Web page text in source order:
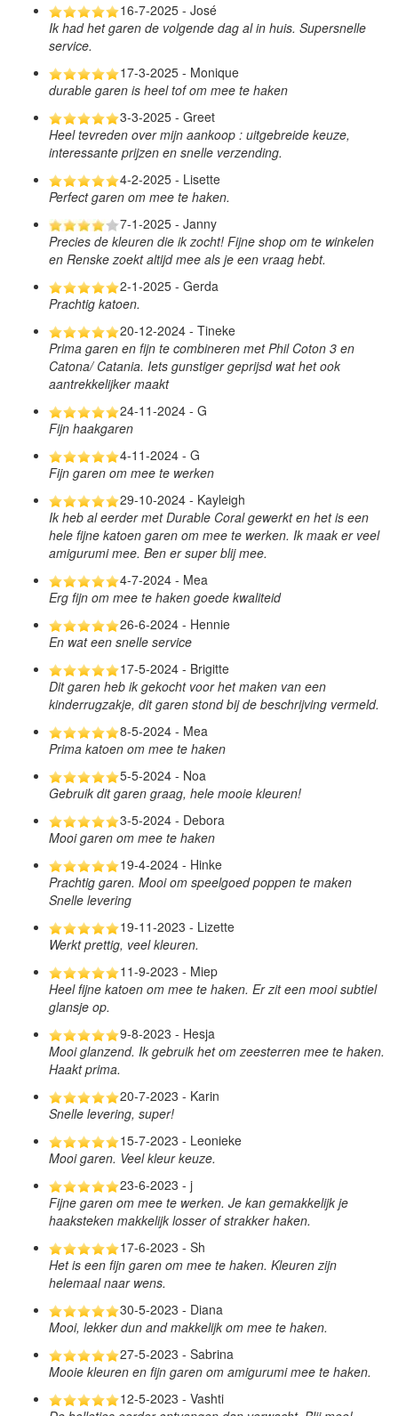
16-7-2025 - José
Ik had het garen de volgende dag al in huis. Supersnelle
service.
17-3-2025 - Monique
durable garen is heel tof om mee te haken
3-3-2025 - Greet
Heel tevreden over mijn aankoop : uitgebreide keuze,
interessante prijzen en snelle verzending.
4-2-2025 - Lisette
Perfect garen om mee te haken.
7-1-2025 - Janny
Precies de kleuren die ik zocht! Fijne shop om te winkelen
en Renske zoekt altijd mee als je een vraag hebt.
2-1-2025 - Gerda
Prachtig katoen.
20-12-2024 - Tineke
Prima garen en fijn te combineren met Phil Coton 3 en
Catona/ Catania. Iets gunstiger geprijsd wat het ook
aantrekkelijker maakt
24-11-2024 - G
Fijn haakgaren
4-11-2024 - G
Fijn garen om mee te werken
29-10-2024 - Kayleigh
Ik heb al eerder met Durable Coral gewerkt en het is een
hele fijne katoen garen om mee te werken. Ik maak er veel
amigurumi mee. Ben er super blij mee.
4-7-2024 - Mea
Erg fijn om mee te haken goede kwaliteid
26-6-2024 - Hennie
En wat een snelle service
17-5-2024 - Brigitte
Dit garen heb ik gekocht voor het maken van een
kinderrugzakje, dit garen stond bij de beschrijving vermeld.
8-5-2024 - Mea
Prima katoen om mee te haken
5-5-2024 - Noa
Gebruik dit garen graag, hele mooie kleuren!
3-5-2024 - Debora
Mooi garen om mee te haken
19-4-2024 - Hinke
Prachtig garen. Mooi om speelgoed poppen te maken
Snelle levering
19-11-2023 - Lizette
Werkt prettig, veel kleuren.
11-9-2023 - Miep
Heel fijne katoen om mee te haken. Er zit een mooi subtiel
glansje op.
9-8-2023 - Hesja
Mooi glanzend. Ik gebruik het om zeesterren mee te haken.
Haakt prima.
20-7-2023 - Karin
Snelle levering, super!
15-7-2023 - Leonieke
Mooi garen. Veel kleur keuze.
23-6-2023 - j
Fijne garen om mee te werken. Je kan gemakkelijk je
haaksteken makkelijk losser of strakker haken.
17-6-2023 - Sh
Het is een fijn garen om mee te haken. Kleuren zijn
helemaal naar wens.
30-5-2023 - Diana
Mooi, lekker dun and makkelijk om mee te haken.
27-5-2023 - Sabrina
Mooie kleuren en fijn garen om amigurumi mee te haken.
12-5-2023 - Vashti